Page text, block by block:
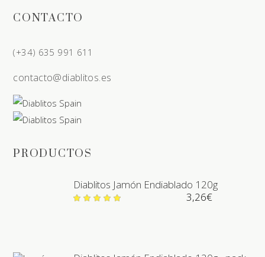
CONTACTO
(+34) 635 991 611
contacto@diablitos.es
PRODUCTOS
Diablitos Jamón Endiablado 120g
Valorado
3,26€